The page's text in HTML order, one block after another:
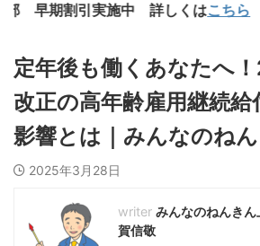
実施中 詳しくはこちら
定年後も働くあなたへ
改正の高年齢雇用継続
影響とは｜みんなのね
2025年3月28日
みんなのねんき
賀信敬